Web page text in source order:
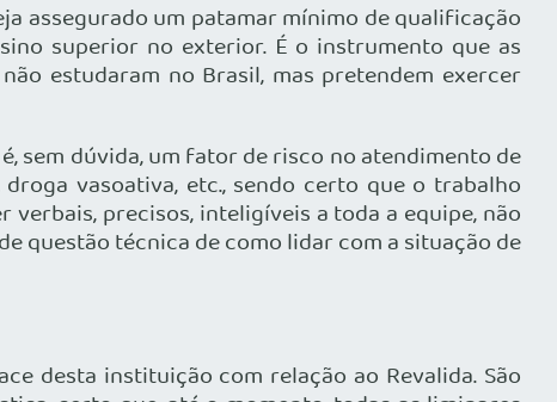
assegurado um patamar mínimo de qualificação
superior no exterior. É o instrumento que as
estudaram no Brasil, mas pretendem exercer
sem dúvida, um fator de risco no atendimento de
vasoativa, etc., sendo certo que o trabalho
precisos, inteligíveis a toda a equipe, não
questão técnica de como lidar com a situação de
desta instituição com relação ao Revalida. São